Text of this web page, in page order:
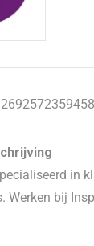
in
Werken bij